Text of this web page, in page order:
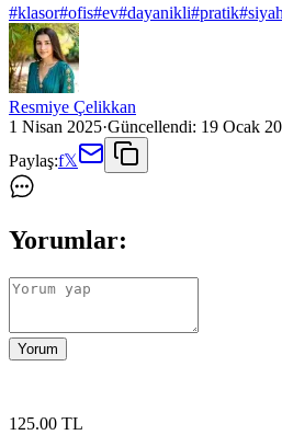
#klasor#ofis#ev#dayanikli#pratik#siyah
Resmiye Çelikkan
1 Nisan 2025·Güncellendi: 19 Ocak
Paylaş:f𝕏
Yorumlar:
Yorum
125.00 TL